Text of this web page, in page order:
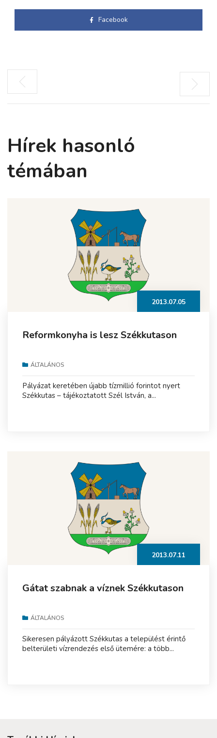
Facebook
Hírek hasonló
témában
2013.07.05
Reformkonyha is lesz Székkutason
ÁLTALÁNOS
Pályázat keretében újabb tízmillió forintot nyert
Székkutas – tájékoztatott Szél István, a...
2013.07.11
Gátat szabnak a víznek Székkutason
ÁLTALÁNOS
Sikeresen pályázott Székkutas a települést érintő
belterületi vízrendezés első ütemére: a több...